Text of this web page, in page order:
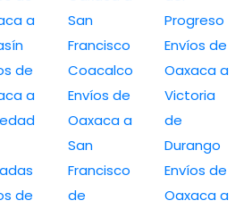
a
de
a
de
San
Francisco
Coacalco
Envíos de
Oaxaca a
San
Francisco
de
Progreso
Envíos de
Oaxaca a
Victoria
de
Durango
Envíos de
Oaxaca a